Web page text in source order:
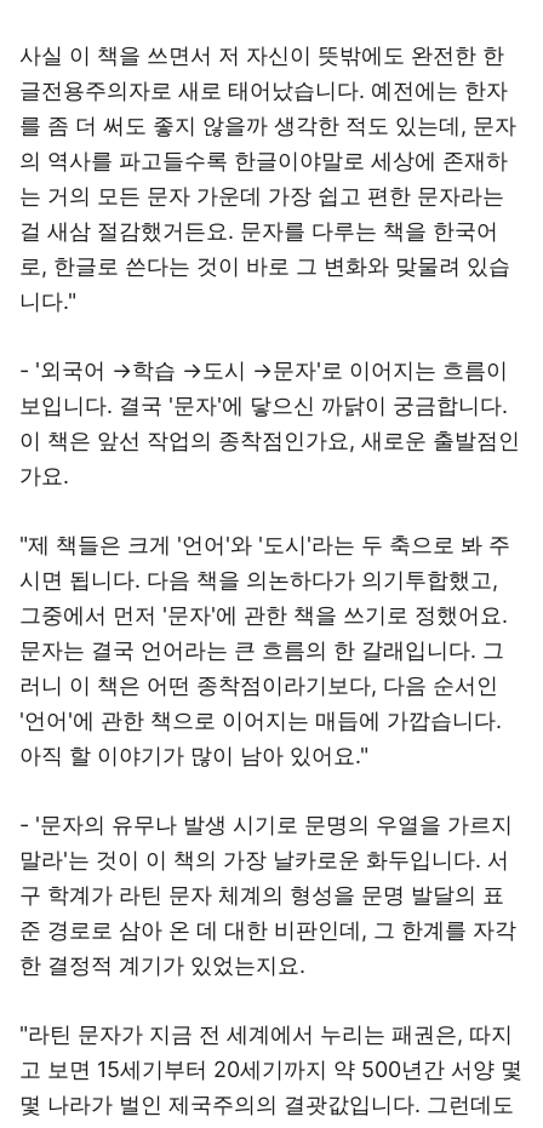
사실 이 책을 쓰면서 저 자신이 뜻밖에도 완전한 한
글전용주의자로 새로 태어났습니다. 예전에는 한자
를 좀 더 써도 좋지 않을까 생각한 적도 있는데, 문자
의 역사를 파고들수록 한글이야말로 세상에 존재하
는 거의 모든 문자 가운데 가장 쉽고 편한 문자라는
걸 새삼 절감했거든요. 문자를 다루는 책을 한국어
로, 한글로 쓴다는 것이 바로 그 변화와 맞물려 있습
니다."
- '외국어 →학습 →도시 →문자'로 이어지는 흐름이
보입니다. 결국 '문자'에 닿으신 까닭이 궁금합니다.
이 책은 앞선 작업의 종착점인가요, 새로운 출발점인
가요.
"제 책들은 크게 '언어'와 '도시'라는 두 축으로 봐 주
시면 됩니다. 다음 책을 의논하다가 의기투합했고,
그중에서 먼저 '문자'에 관한 책을 쓰기로 정했어요.
문자는 결국 언어라는 큰 흐름의 한 갈래입니다. 그
러니 이 책은 어떤 종착점이라기보다, 다음 순서인
'언어'에 관한 책으로 이어지는 매듭에 가깝습니다.
아직 할 이야기가 많이 남아 있어요."
- '문자의 유무나 발생 시기로 문명의 우열을 가르지
말라'는 것이 이 책의 가장 날카로운 화두입니다. 서
구 학계가 라틴 문자 체계의 형성을 문명 발달의 표
준 경로로 삼아 온 데 대한 비판인데, 그 한계를 자각
한 결정적 계기가 있었는지요.
"라틴 문자가 지금 전 세계에서 누리는 패권은, 따지
고 보면 15세기부터 20세기까지 약 500년간 서양 몇
몇 나라가 벌인 제국주의의 결괏값입니다. 그런데도